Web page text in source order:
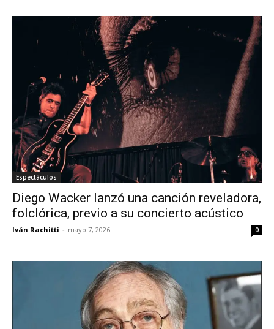
Espectáculos
Diego Wacker lanzó una canción reveladora,
folclórica, previo a su concierto acústico
Iván Rachitti - mayo 7, 2026 0